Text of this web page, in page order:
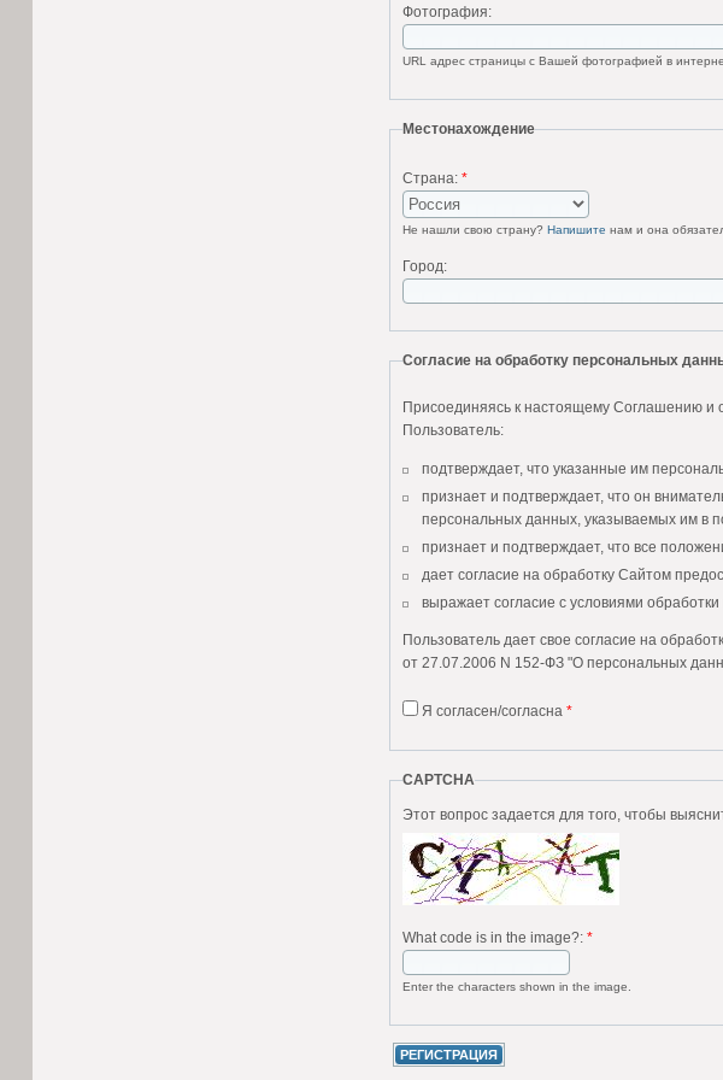
Фотография:
URL адрес страницы с Вашей фотографией в
Местонахождение
Страна: *
Не нашли свою страну? Напишите нам и она
Город:
Согласие на обработку персональных
Присоединяясь к настоящему Соглашению и
Пользователь:
подтверждает, что указанные им
признает и подтверждает, что он
персональных данных, указываемых им в
признает и подтверждает, что все
дает согласие на обработку Сайтом
выражает согласие с условиями
Пользователь дает свое согласие на
от 27.07.2006 N 152-ФЗ "О персональных
Согласие Пользователя на обработку
фамилия, имя, отчество;
номера телефонов;
адресах электронной почты (E-mail).
Пользователь, предоставляет Сайту право
сбор и накопление;
хранение в течение установленных
пользования услуг Сайта Пользователем;
уничтожение;
Я согласен/согласна *
CAPTCHA
What code is in the image?: *
Enter the characters shown in the image.